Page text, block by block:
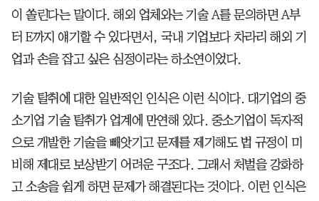
이 쏠린다는 말이다. 해외 업체와는 기술 A를 문의하면 A부
터 E까지 얘기할 수 있다면서, 국내 기업보다 차라리 해외 기
업과 손을 잡고 싶은 심정이라는 하소연이었다.
기술 탈취에 대한 일반적인 인식은 이런 식이다. 대기업의 중
소기업 기술 탈취가 업계에 만연해 있다. 중소기업이 독자적
으로 개발한 기술을 빼앗기고 문제를 제기해도 법 규정이 미
비해 제대로 보상받기 어려운 구조다. 그래서 처벌을 강화하
고 소송을 쉽게 하면 문제가 해결된다는 것이다. 이런 인식은